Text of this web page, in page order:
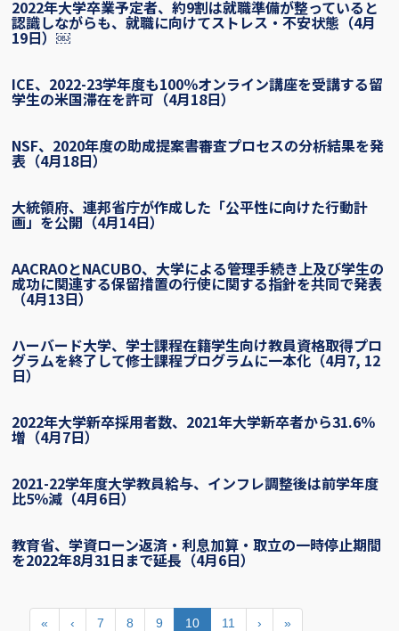
2022年大学卒業予定者、約9割は就職準備が整っていると
認識しながらも、就職に向けてストレス・不安状態（4月
19日）￼
ICE、2022-23学年度も100％オンライン講座を受講する留
学生の米国滞在を許可（4月18日）
NSF、2020年度の助成提案書審査プロセスの分析結果を発
表（4月18日）
大統領府、連邦省庁が作成した「公平性に向けた行動計
画」を公開（4月14日）
AACRAOとNACUBO、大学による管理手続き上及び学生の
成功に関連する保留措置の行使に関する指針を共同で発表
（4月13日）
ハーバード大学、学士課程在籍学生向け教員資格取得プロ
グラムを終了して修士課程プログラムに一本化（4月7, 12
日）
2022年大学新卒採用者数、2021年大学新卒者から31.6％
増（4月7日）
2021-22学年度大学教員給与、インフレ調整後は前学年度
比5％減（4月6日）
教育省、学資ローン返済・利息加算・取立の一時停止期間
を2022年8月31日まで延長（4月6日）
« ‹ 7 8 9 10 11 › »